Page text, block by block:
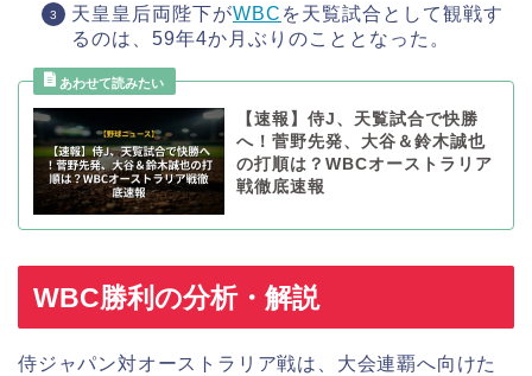
天皇皇后両陛下がWBC を天覧試合として観戦す
るのは、59年4か月ぶりのこととなった。
【速報】侍J、天覧試合で快勝
へ！菅野先発、大谷＆鈴木誠也
の打順は？WBCオーストラリア
戦徹底速報
WBC勝利の分析・解説
侍ジャパン対オーストラリア戦は、大会連覇へ向けた